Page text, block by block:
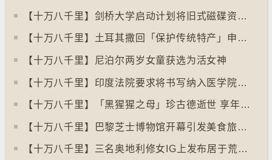
【十万八千里】剑桥大学启动计划将旧式磁碟资料存档
【十万八千里】土耳其撒回「保护传统特产」申请德国烤肉多样性获保护
【十万八千里】尼泊尔两岁女童获选为活女神
【十万八千里】印度法院要求将书写纳入医学院课程
【十万八千里】「黑猩猩之母」珍古德逝世 享年91岁
【十万八千里】巴黎芝士博物馆开幕引发美食旅游热潮
【十万八千里】三名奥地利修女IG上发布居于荒废修道院情况结果广受欢迎